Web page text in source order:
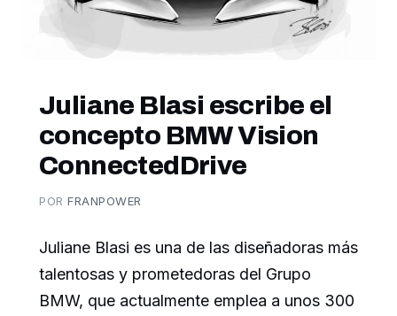
Juliane Blasi escribe el
concepto BMW Vision
ConnectedDrive
PORFRANPOWER
Juliane Blasi es una de las diseñadoras más
talentosas y prometedoras del Grupo
BMW, que actualmente emplea a unos 300